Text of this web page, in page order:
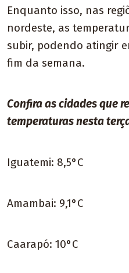
Enquanto isso, nas
nordeste, as
subir, podendo atingir
fim da semana.
Confira as cidades que
temperaturas nesta
Iguatemi: 8,5°C
Amambai: 9,1°C
Caarapó: 10°C